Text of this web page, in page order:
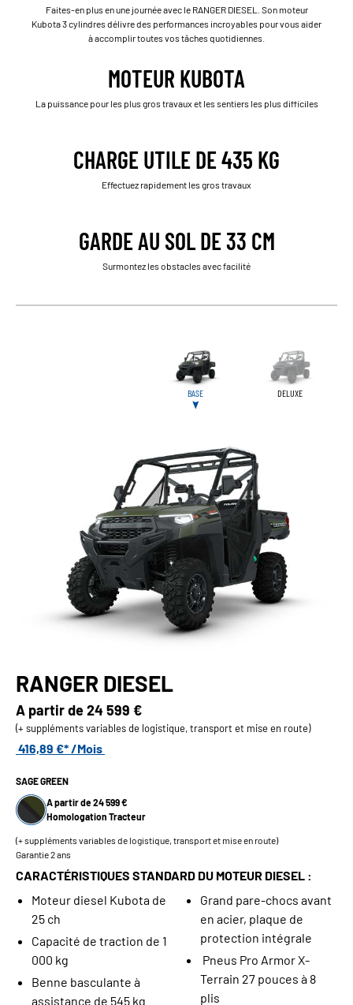
Faites-en plus en une journée avec le RANGER DIESEL. Son moteur
Kubota 3 cylindres délivre des performances incroyables pour vous aider
à accomplir toutes vos tâches quotidiennes.
MOTEUR KUBOTA
La puissance pour les plus gros travaux et les sentiers les plus difficiles
CHARGE UTILE DE 435 KG
Effectuez rapidement les gros travaux
GARDE AU SOL DE 33 CM
Surmontez les obstacles avec facilité
BASE DELUXE
RANGER DIESEL
A partir de24 599 €
(+ suppléments variables de logistique, transport et mise en route)
416,89 €* /Mois
SAGE GREEN
A partir de 24 599 €
Homologation Tracteur
(+ suppléments variables de logistique, transport et mise en route)
Garantie 2 ans
CARACTÉRISTIQUES STANDARD DU MOTEUR DIESEL :
Moteur diesel Kubota de
25 ch
Capacité de traction de 1
000 kg
Benne basculante à
assistance de 545 kg
Grand pare-chocs avant
en acier, plaque de
protection intégrale
Pneus Pro Armor X-
Terrain 27 pouces à 8
plis